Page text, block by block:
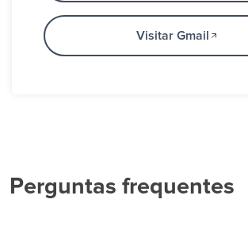
Visitar Gmail
Perguntas frequentes